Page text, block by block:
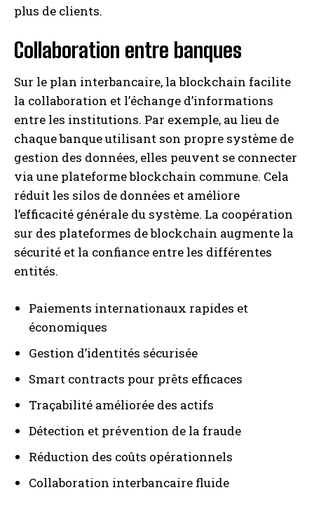
plus de clients.
Collaboration entre banques
Sur le plan interbancaire, la blockchain facilite
la collaboration et l’échange d’informations
entre les institutions. Par exemple, au lieu de
chaque banque utilisant son propre système de
gestion des données, elles peuvent se connecter
via une plateforme blockchain commune. Cela
réduit les silos de données et améliore
l’efficacité générale du système. La coopération
sur des plateformes de blockchain augmente la
sécurité et la confiance entre les différentes
entités.
Paiements internationaux rapides et
économiques
Gestion d’identités sécurisée
Smart contracts pour prêts efficaces
Traçabilité améliorée des actifs
Détection et prévention de la fraude
Réduction des coûts opérationnels
Collaboration interbancaire fluide